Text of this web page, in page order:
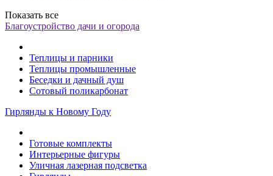
Показать все
Благоустройство дачи и огорода
Теплицы и парники
Теплицы промышленные
Беседки и дачный душ
Сотовый поликарбонат
Гирлянды к Новому Году
Готовые комплекты
Интерьерные фигуры
Уличная лазерная подсветка